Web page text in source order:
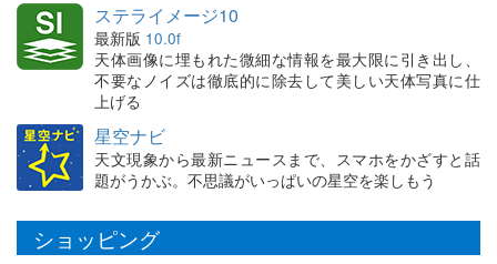
ステライメージ10
最新版 10.0f
天体画像に埋もれた微細な情報を最大限に引き出し、
不要なノイズは徹底的に除去して美しい天体写真に仕
上げる
星空ナビ
天文現象から最新ニュースまで、スマホをかざすと話
題がうかぶ。不思議がいっぱいの星空を楽しもう
ショッピング